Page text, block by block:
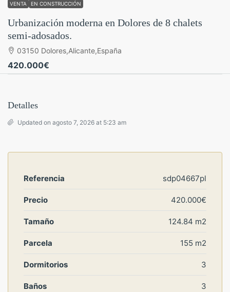
VENTA EN CONSTRUCCIÓN
Urbanización moderna en Dolores de 8 chalets
semi-adosados.
03150 Dolores,Alicante,España
420.000€
Detalles
Updated on agosto 7, 2026 at 5:23 am
Referencia sdp04667pl
Precio 420.000€
Tamaño 124.84 m2
Parcela 155 m2
Dormitorios 3
Baños 3